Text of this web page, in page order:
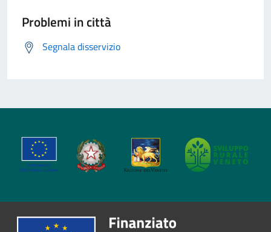
Problemi in città
Segnala disservizio